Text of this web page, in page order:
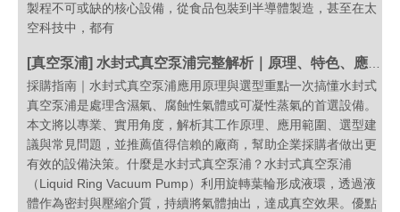
製程不可或缺的核心設備，從食品包裝到半導體製造，甚至在太
空科技中，都有
[真空泵浦] 水封式真空泵浦完整解析｜原理、特色、應用與選購指南
採購指南｜水封式真空泵浦應用原理與選型重點一次搞懂水封式
真空泵浦是處理含濕氣、腐蝕性氣體或可凝性蒸氣的首選設備。
本文將以專業、實用角度，解析其工作原理、應用範圍、選型建
議與常見問題，並推薦值得信賴的廠商，幫助企業採購者做出更
有效的設備決策。什麼是水封式真空泵浦？水封式真空泵浦
（Liquid Ring Vacuum Pump）利用旋轉葉輪形成液環，透過液
體作為密封與壓縮介質，持續將氣體抽出，達成真空效果。優點